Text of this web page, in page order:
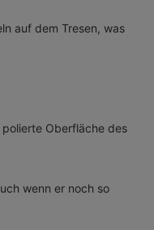
auf dem Tresen, was
Oberfläche des
wenn er noch so